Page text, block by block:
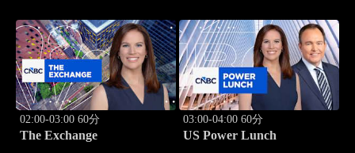
02:00-03:00 60分
The Exchange
03:00-04:00 60分
US Power Lunch